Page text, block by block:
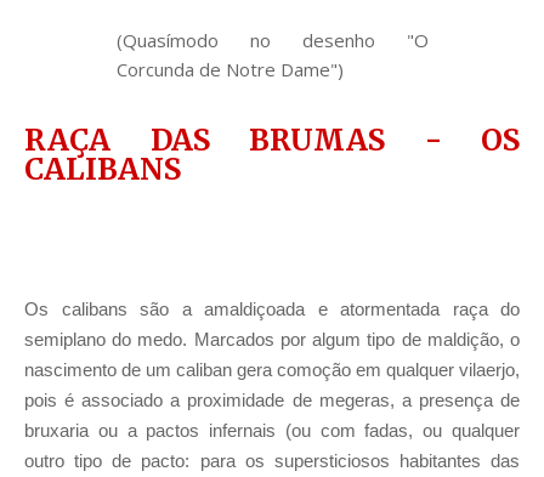
(Quasímodo no desenho "O
Corcunda de Notre Dame")
RAÇA DAS BRUMAS - OS
CALIBANS
Os calibans são a amaldiçoada e atormentada raça do
semiplano do medo. Marcados por algum tipo de maldição, o
nascimento de um caliban gera comoção em qualquer vilaerjo,
pois é associado a proximidade de megeras, a presença de
bruxaria ou a pactos infernais (ou com fadas, ou qualquer
outro tipo de pacto: para os supersticiosos habitantes das